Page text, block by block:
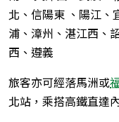
北、信陽東 、陽江、
浦、漳州、湛江西、
西、遵義
旅客亦可經落馬洲或
北站，乘搭高鐵直達